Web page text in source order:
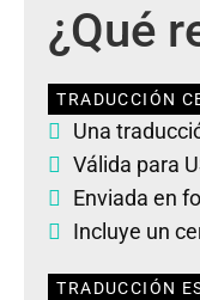
¿Qué
TRADUCCIÓN
Una
Válida para
Enviada en
Incluye un
TRADUCCIÓN